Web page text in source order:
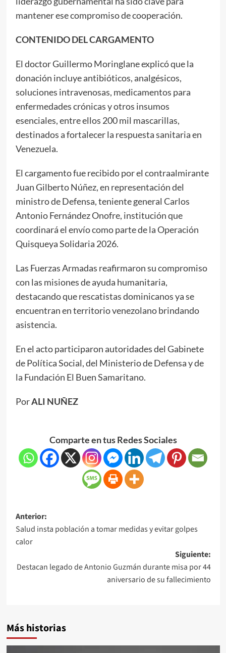
mantener ese compromiso de cooperación.
CONTENIDO DEL CARGAMENTO
El doctor Guillermo Moringlane explicó que la
donación incluye antibióticos, analgésicos,
soluciones intravenosas, medicamentos para
enfermedades crónicas y otros insumos
esenciales, entre ellos 200 mil mascarillas,
destinados a fortalecer la respuesta sanitaria en
Venezuela.
El cargamento fue recibido por el contraalmirante
Juan Gilberto Núñez, en representación del
ministro de Defensa, teniente general Carlos
Antonio Fernández Onofre, institución que
coordinará el envío como parte de la Operación
Quisqueya Solidaria 2026.
Las Fuerzas Armadas reafirmaron su compromiso
con las misiones de ayuda humanitaria,
destacando que rescatistas dominicanos ya se
encuentran en territorio venezolano brindando
asistencia.
En el acto participaron autoridades del Gabinete
de Política Social, del Ministerio de Defensa y de
la Fundación El Buen Samaritano.
PorALI NUÑEZ
Comparte en tus Redes Sociales
Anterior:
Salud insta población a tomar medidas y evitar golpes
calor
Siguiente:
Destacan legado de Antonio Guzmán durante misa por 44
aniversario de su fallecimiento
Más historias